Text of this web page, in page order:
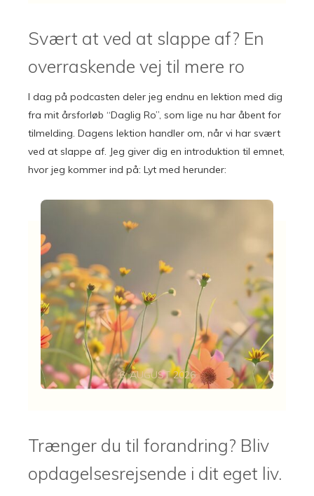
Svært at ved at slappe af? En
overraskende vej til mere ro
I dag på podcasten deler jeg endnu en lektion med dig
fra mit årsforløb “Daglig Ro”, som lige nu har åbent for
tilmelding. Dagens lektion handler om, når vi har svært
ved at slappe af. Jeg giver dig en introduktion til emnet,
hvor jeg kommer ind på: Lyt med herunder:
Trænger du til forandring? Bliv
opdagelsesrejsende i dit eget liv.
6. AUGUST 2026